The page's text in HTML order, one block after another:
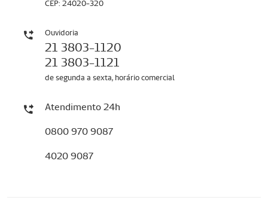
CEP: 24020-320
Ouvidoria
21 3803-1120
21 3803-1121
de segunda a sexta, horário comercial
Atendimento 24h
0800 970 9087
4020 9087